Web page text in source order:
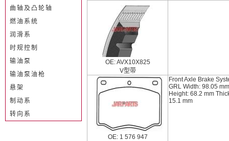
OE: AVX10X825
V型带
OE: 1 576 947
Front Axle Brake
GRL Width: 98.05 mm
Height: 68.2 mm
15.1 mm
曲轴及凸轮轴
燃油系统
润滑系
时规控制
输油泵
输油泵油枪
悬架
制动系
转向系